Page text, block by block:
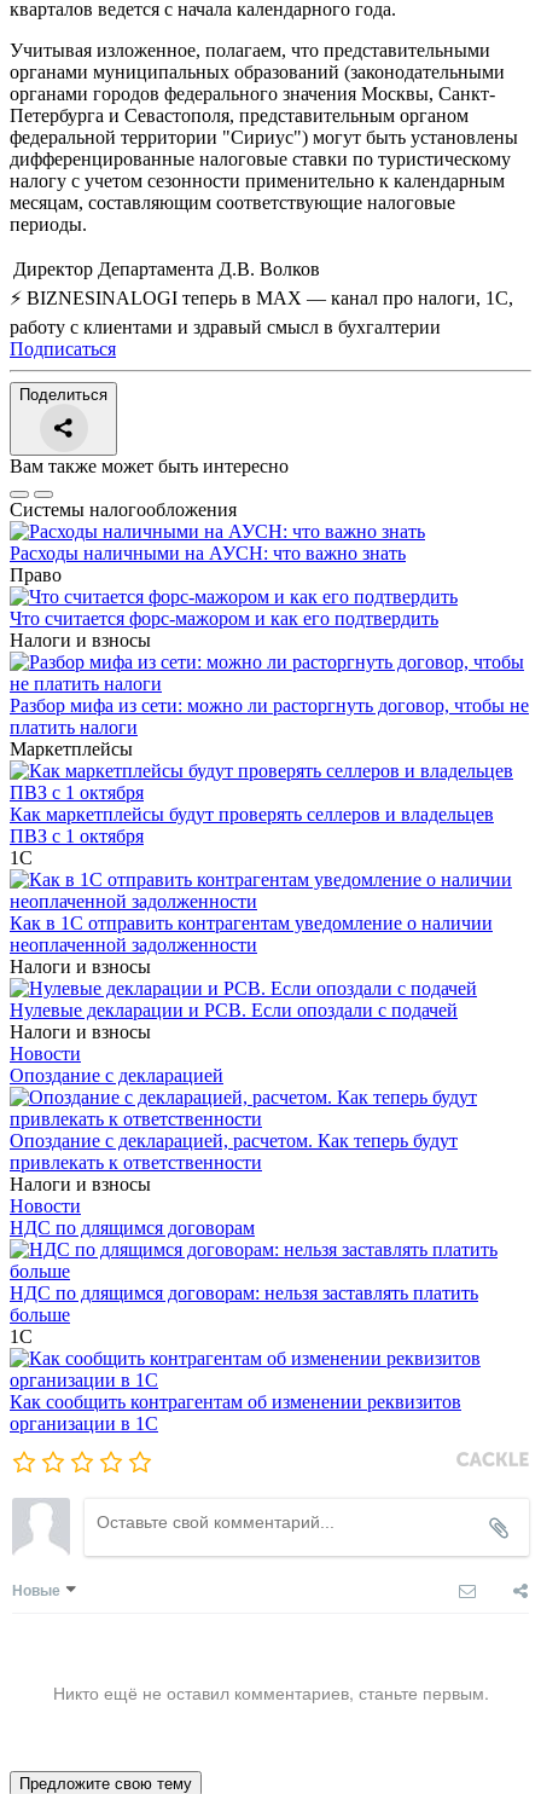
кварталов ведется с начала календарного года.
Учитывая изложенное, полагаем, что представительными
органами муниципальных образований (законодательными
органами городов федерального значения Москвы, Санкт-
Петербурга и Севастополя, представительным органом
федеральной территории "Сириус") могут быть установлены
дифференцированные налоговые ставки по туристическому
налогу с учетом сезонности применительно к календарным
месяцам, составляющим соответствующие налоговые
периоды.
Директор Департамента Д.В. Волков
⚡ BIZNESINALOGI теперь в MAX — канал про налоги, 1С,
работу с клиентами и здравый смысл в бухгалтерии
Подписаться
Поделиться
Вам также может быть интересно
Системы налогообложения
Расходы наличными на АУСН: что важно знать
Право
Что считается форс-мажором и как его подтвердить
Налоги и взносы
Разбор мифа из сети: можно ли расторгнуть договор, чтобы не
платить налоги
Маркетплейсы
Как маркетплейсы будут проверять селлеров и владельцев
ПВЗ с 1 октября
1С
Как в 1С отправить контрагентам уведомление о наличии
неоплаченной задолженности
Налоги и взносы
Нулевые декларации и РСВ. Если опоздали с подачей
Налоги и взносы
Новости
Опоздание с декларацией
Опоздание с декларацией, расчетом. Как теперь будут
привлекать к ответственности
Налоги и взносы
Новости
НДС по длящимся договорам
НДС по длящимся договорам: нельзя заставлять платить
больше
1С
Как сообщить контрагентам об изменении реквизитов
организации в 1C
Новые
Никто ещё не оставил комментариев, станьте первым.
Предложите свою тему